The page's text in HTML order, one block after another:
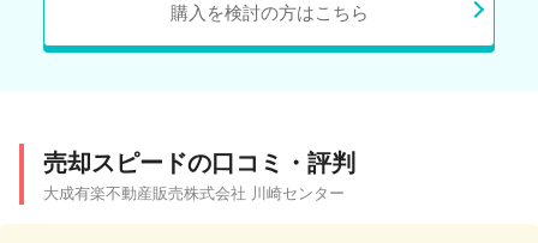
購入を検討の方はこちら
売却スピードの口コミ・評判
大成有楽不動産販売株式会社 川崎センター